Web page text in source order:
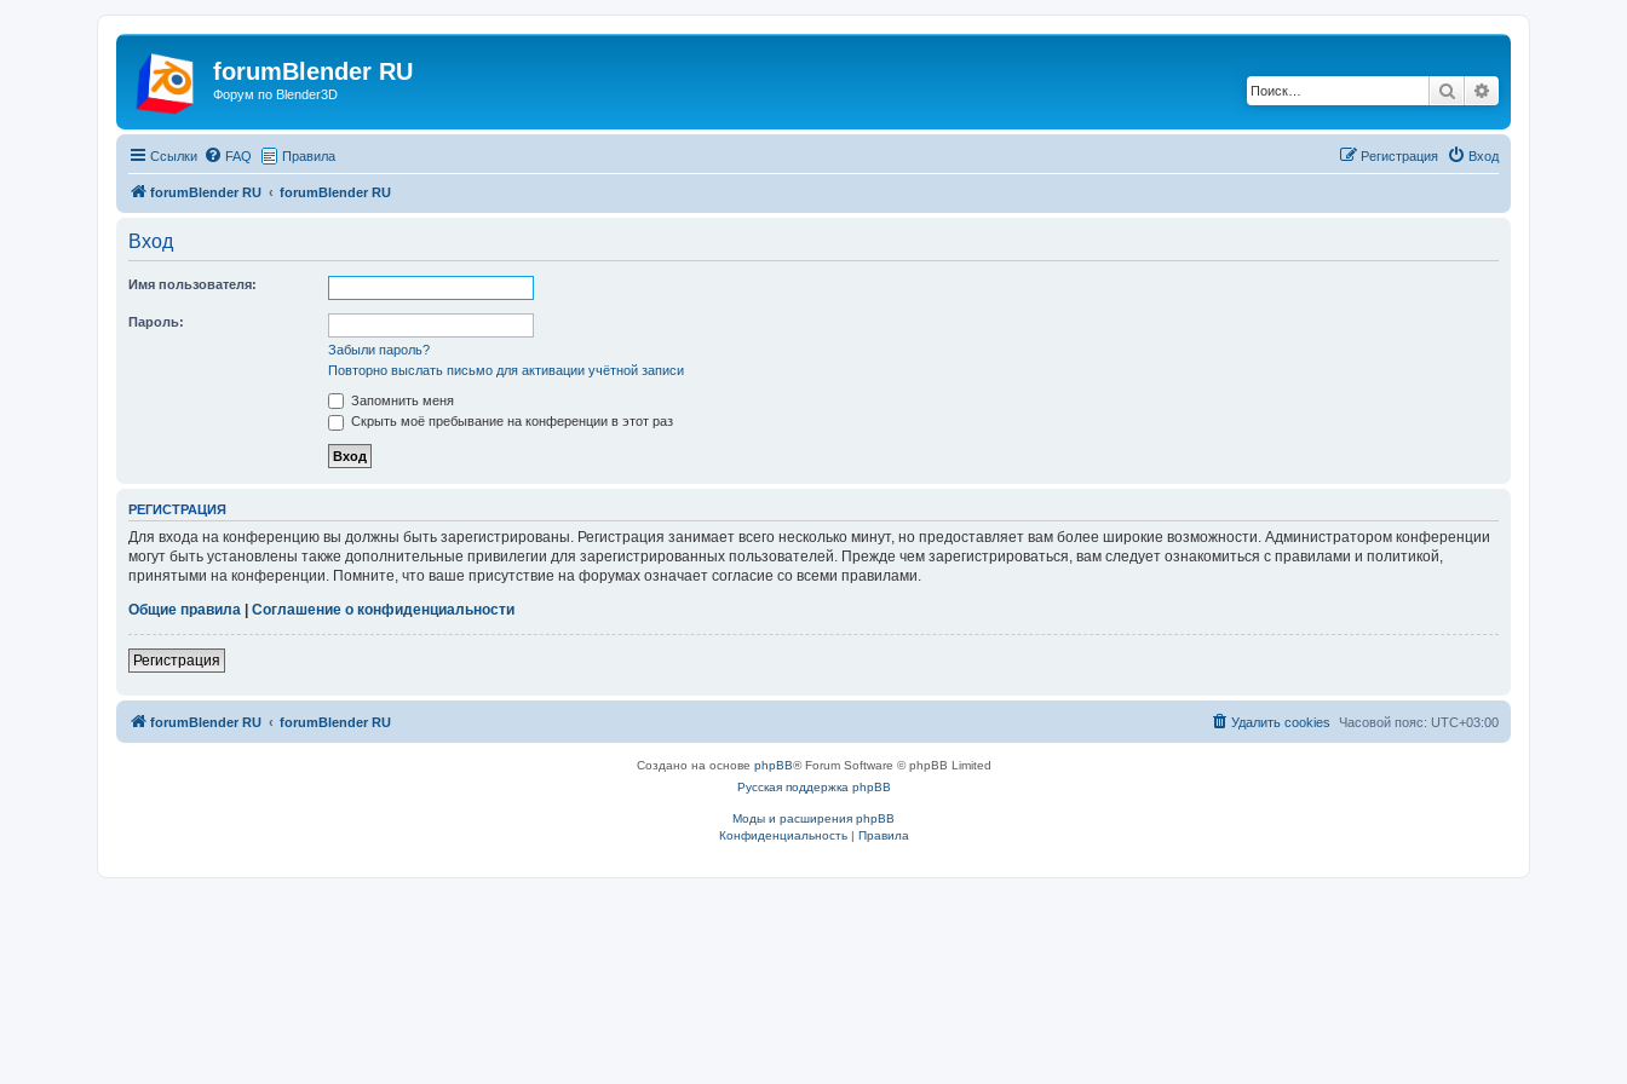
forumBlender RU
Форум по Blender3D Поиск
Ссылки FAQ Правила Вход
Регистрация
forumBlender RU forumBlender RU
Вход
Имя пользователя:
Пароль:
Забыли пароль?
Повторно выслать письмо для активации учётной записи
Запомнить меня
Скрыть моё пребывание на конференции в этот раз
РЕГИСТРАЦИЯ
Для входа на конференцию вы должны быть зарегистрированы. Регистрация занимает всего несколько минут, но предоставляет вам более широкие возможности. Администратором конференции
могут быть установлены также дополнительные привилегии для зарегистрированных пользователей. Прежде чем зарегистрироваться, вам следует ознакомиться с правилами и политикой,
принятыми на конференции. Помните, что ваше присутствие на форумах означает согласие со всеми правилами.
Общие правила
Соглашение о конфиденциальности
Регистрация
forumBlender RU forumBlender RU Часовой пояс: UTC+03:00
Удалить cookies
Создано на основе phpBB® Forum Software © phpBB Limited
Русская поддержка phpBB
Моды и расширения phpBB
Конфиденциальность| Правила